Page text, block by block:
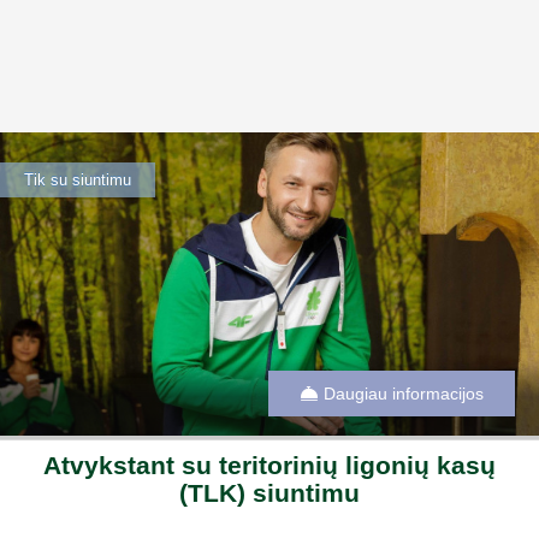
Tik su siuntimu
Daugiau informacijos
Atvykstant su teritorinių ligonių kasų
(TLK) siuntimu